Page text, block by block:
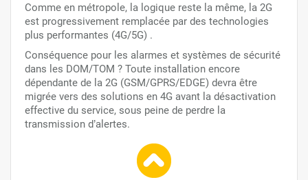
Comme en métropole, la logique reste la même, la 2G
est progressivement remplacée par des technologies
plus performantes (4G/5G) .
Conséquence pour les alarmes et systèmes de sécurité
dans les DOM/TOM ? Toute installation encore
dépendante de la 2G (GSM/GPRS/EDGE) devra être
migrée vers des solutions en 4G avant la désactivation
effective du service, sous peine de perdre la
transmission d’alertes.